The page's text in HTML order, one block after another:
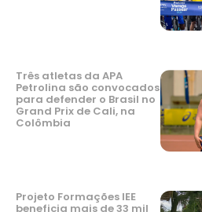
Três atletas da APA
Petrolina são convocados
para defender o Brasil no
Grand Prix de Cali, na
Colômbia
Projeto Formações IEE
beneficia mais de 33 mil